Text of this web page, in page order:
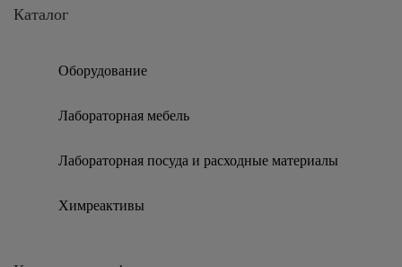
Каталог
Оборудование
Лабораторная мебель
Лабораторная посуда и расходные материалы
Химреактивы